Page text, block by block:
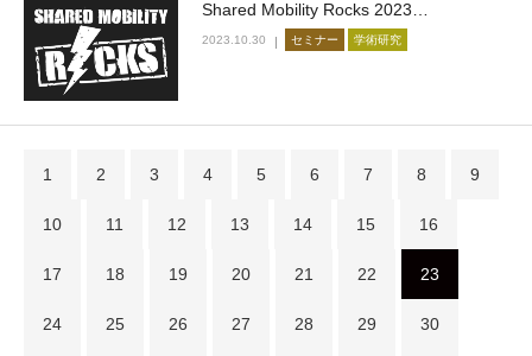
Shared Mobility Rocks 2023…
2023.10.30 セミナー 学術研究
1 2 3 4 5 6 7 8 9
10 11 12 13 14 15 16
17 18 19 20 21 22 23
24 25 26 27 28 29 30